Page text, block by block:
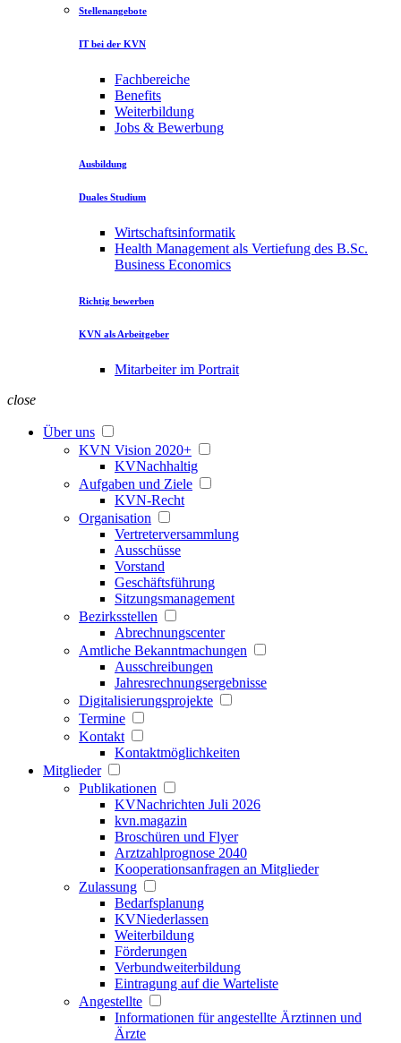
Stellenangebote
IT bei der KVN
Fachbereiche
Benefits
Weiterbildung
Jobs & Bewerbung
Ausbildung
Duales Studium
Wirtschaftsinformatik
Health Management als Vertiefung des B.Sc.
Business Economics
Richtig bewerben
KVN als Arbeitgeber
Mitarbeiter im Portrait
close
Über uns
KVN Vision 2020+
KVNachhaltig
Aufgaben und Ziele
KVN-Recht
Organisation
Vertreterversammlung
Ausschüsse
Vorstand
Geschäftsführung
Sitzungsmanagement
Bezirksstellen
Abrechnungscenter
Amtliche Bekanntmachungen
Ausschreibungen
Jahresrechnungsergebnisse
Digitalisierungsprojekte
Termine
Kontakt
Kontaktmöglichkeiten
Mitglieder
Publikationen
KVNachrichten Juli 2026
kvn.magazin
Broschüren und Flyer
Arztzahlprognose 2040
Kooperationsanfragen an Mitglieder
Zulassung
Bedarfsplanung
KVNiederlassen
Weiterbildung
Förderungen
Verbundweiterbildung
Eintragung auf die Warteliste
Angestellte
Informationen für angestellte Ärztinnen und
Ärzte